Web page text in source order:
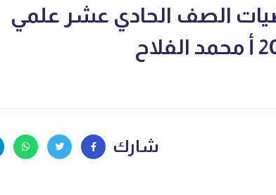
الصف الحادي عشر علمي
شارك